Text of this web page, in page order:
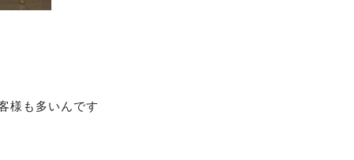
様も多いんです